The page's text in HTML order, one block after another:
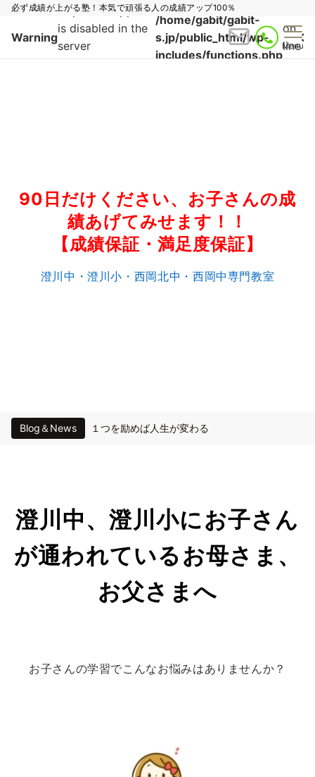
必ず成績が上がる塾！本気で頑張る人の成績アップ100％
Warning
https:// wrapper
is disabled in the
server
configuration by
/home/gabit/gabit-
s.jp/public_html/wp-
includes/functions.php
on
line
Menu
90日だけください、お子さんの成
績あげてみせます！！
【成績保証・満足度保証】
澄川中・澄川小・西岡北中・西岡中専門教室
Blog＆News １つを励めば人生が変わる
冬期講習生募集中！
上甲晃先生 講演会のお知らせ
澄川中、澄川小にお子さん
が通われているお母さま、
お父さまへ
お子さんの学習でこんなお悩みはありませんか？